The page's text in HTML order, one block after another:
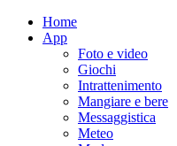
Home
App
Foto e video
Giochi
Intrattenimento
Mangiare e bere
Messaggistica
Meteo